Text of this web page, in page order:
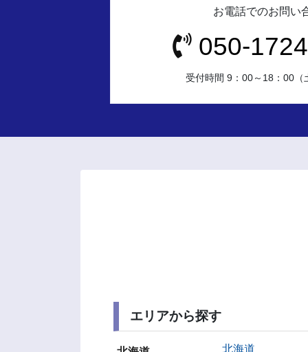
お電話でのお問い
050-
受付時間 9：00～18：00（
エリアから探す
北海道